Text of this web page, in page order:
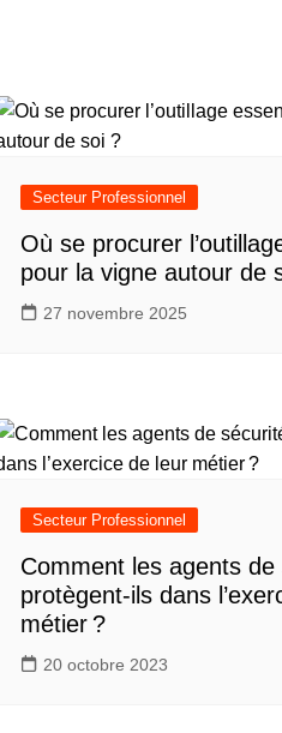
Secteur Professionnel
Où se procurer
pour la vigne autour de
27 novembre 2025
Secteur Professionnel
Comment les agents
protègent-ils dans
métier ?
20 octobre 2023